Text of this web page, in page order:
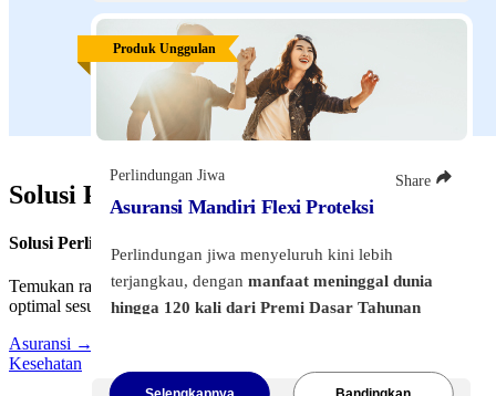
Klik tombol di bawah ini
untuk melihat
informasi lebih lanjut.
Produk Unggulan
Perlindungan Jiwa Share
Asuransi Mandiri Flexi Proteksi
Perlindungan jiwa menyeluruh kini lebih
terjangkau, dengan manfaat meninggal dunia
hingga 120 kali dari Premi Dasar Tahunan
Dilengkapi dengan pilihanperlindungan 77
Solusi Perlindungan Kami CMS
Solusi Perlindungan Kami
Temukan ragam solusi perlindungan menyeluruh dengan manfaat
optimal sesuai dengan kebutuhan Anda dan keluarga.
Asuransi →
Kesehatan